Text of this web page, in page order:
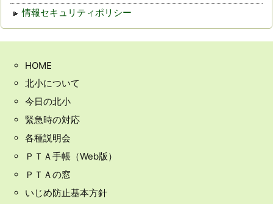
情報セキュリティポリシー
HOME
北小について
今日の北小
緊急時の対応
各種説明会
ＰＴＡ手帳（Web版）
ＰＴＡの窓
いじめ防止基本方針